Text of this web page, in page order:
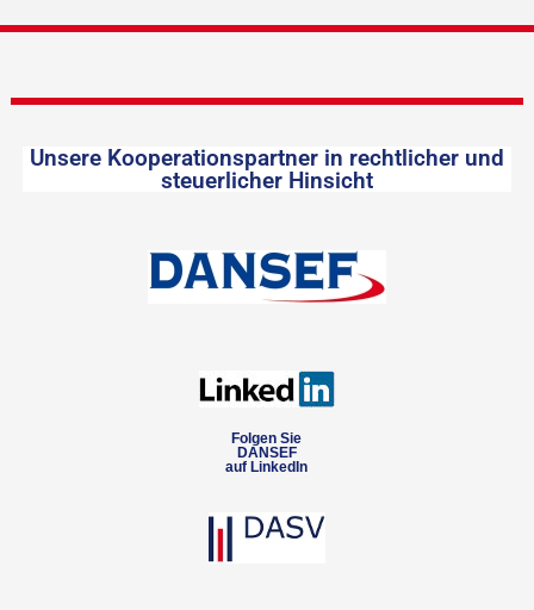
Unsere Kooperationspartner in rechtlicher und
steuerlicher Hinsicht
Folgen Sie
DANSEF
auf LinkedIn